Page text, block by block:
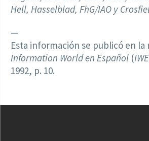
Hell, Hasselblad, FhG/IAO y
—
Esta información se publicó en la
Information World en Español (IWE
1992, p. 10.